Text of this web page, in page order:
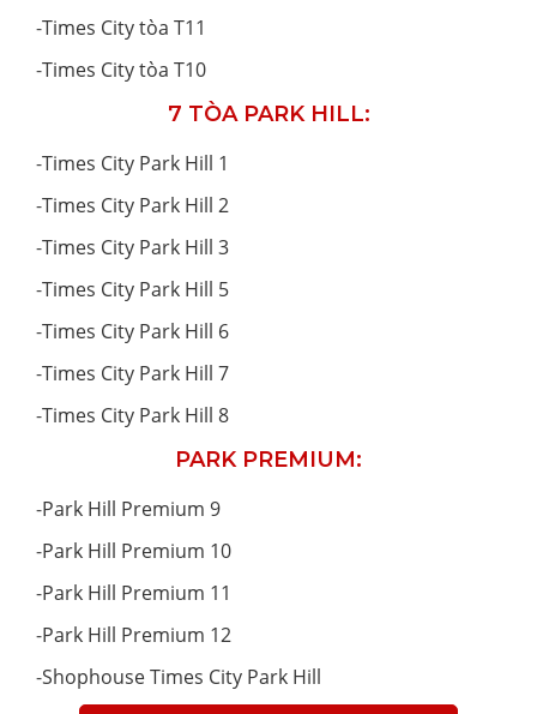
-Times City tòa T11
-Times City tòa T10
7 TÒA PARK HILL:
-Times City Park Hill 1
-Times City Park Hill 2
-Times City Park Hill 3
-Times City Park Hill 5
-Times City Park Hill 6
-Times City Park Hill 7
-Times City Park Hill 8
PARK PREMIUM:
-Park Hill Premium 9
-Park Hill Premium 10
-Park Hill Premium 11
-Park Hill Premium 12
-Shophouse Times City Park Hill